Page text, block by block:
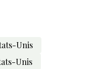
Unis
Unis